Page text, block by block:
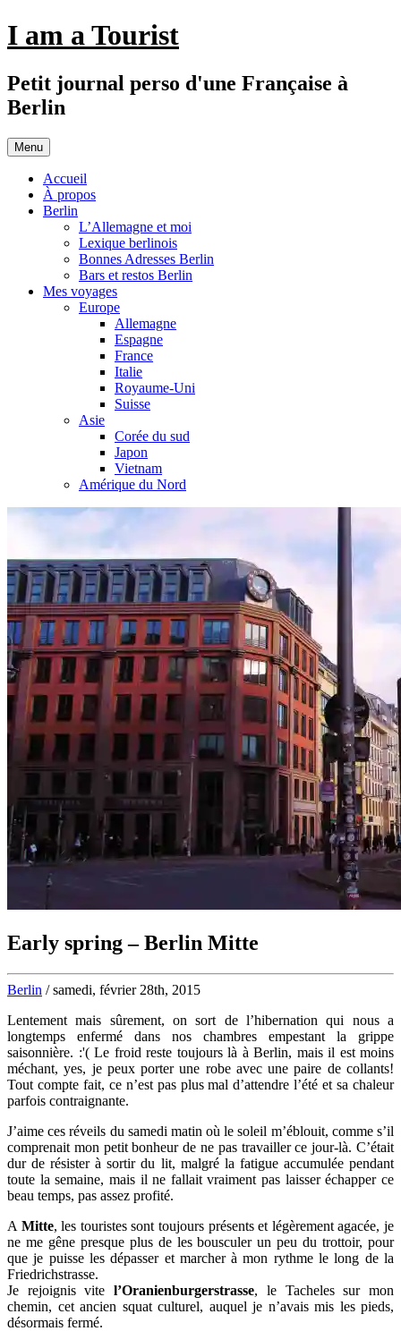
Aller
au
I am a Tourist
Petit journal perso d'une Française à
Berlin
Menu
Accueil
À propos
Berlin
L’Allemagne et moi
Lexique berlinois
Bonnes Adresses Berlin
Bars et restos Berlin
Mes voyages
Europe
Allemagne
Espagne
France
Italie
Royaume-Uni
Suisse
Asie
Corée du sud
Japon
Vietnam
Amérique du Nord
Early spring – Berlin Mitte
Berlin / samedi, février 28th, 2015
Lentement mais sûrement, on sort de l’hibernation qui nous a
longtemps enfermé dans nos chambres empestant la grippe
saisonnière. :'( Le froid reste toujours là à Berlin, mais il est moins
méchant, yes, je peux porter une robe avec une paire de collants!
Tout compte fait, ce n’est pas plus mal d’attendre l’été et sa chaleur
parfois contraignante.
J’aime ces réveils du samedi matin où le soleil m’éblouit, comme s’il
comprenait mon petit bonheur de ne pas travailler ce jour-là. C’était
dur de résister à sortir du lit, malgré la fatigue accumulée pendant
toute la semaine, mais il ne fallait vraiment pas laisser échapper ce
beau temps, pas assez profité.
A Mitte, les touristes sont toujours présents et légèrement agacée, je
ne me gêne presque plus de les bousculer un peu du trottoir, pour
que je puisse les dépasser et marcher à mon rythme le long de la
Friedrichstrasse.
Je rejoignis vitel’Oranienburgerstrasse, le Tacheles sur mon
chemin, cet ancien squat culturel, auquel je n’avais mis les pieds,
désormais fermé.